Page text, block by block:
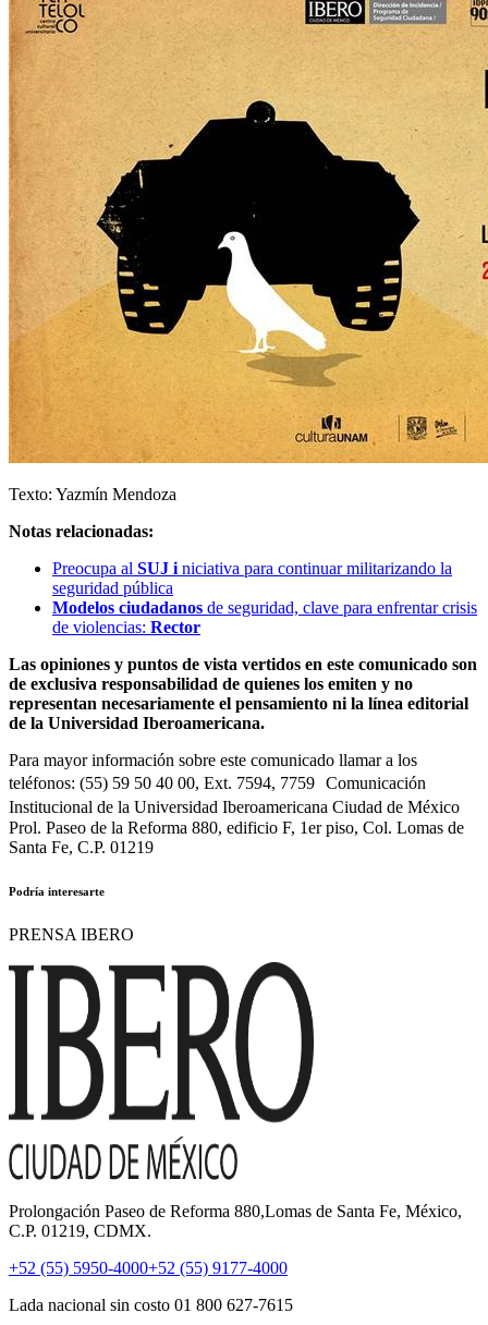
Texto: Yazmín Mendoza
Notas relacionadas:
Preocupa al SUJ i niciativa para continuar militarizando la
seguridad pública
Modelos ciudadanos de seguridad, clave para enfrentar crisis
de violencias: Rector
Las opiniones y puntos de vista vertidos en este comunicado son
de exclusiva responsabilidad de quienes los emiten y no
representan necesariamente el pensamiento ni la línea editorial
de la Universidad Iberoamericana.
Para mayor información sobre este comunicado llamar a los
teléfonos: (55) 59 50 40 00, Ext. 7594, 7759 Comunicación
Institucional de la Universidad Iberoamericana Ciudad de México
Prol. Paseo de la Reforma 880, edificio F, 1er piso, Col. Lomas de
Santa Fe, C.P. 01219
Podría interesarte
PRENSA IBERO
Prolongación Paseo de Reforma 880,Lomas de Santa Fe, México,
C.P. 01219, CDMX.
+52 (55) 5950-4000+52 (55) 9177-4000
Lada nacional sin costo 01 800 627-7615